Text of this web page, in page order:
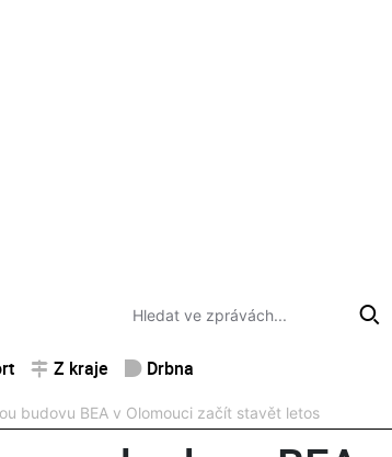
Z kraje Drbna
budovu BEA v Olomouci začít stavět letos